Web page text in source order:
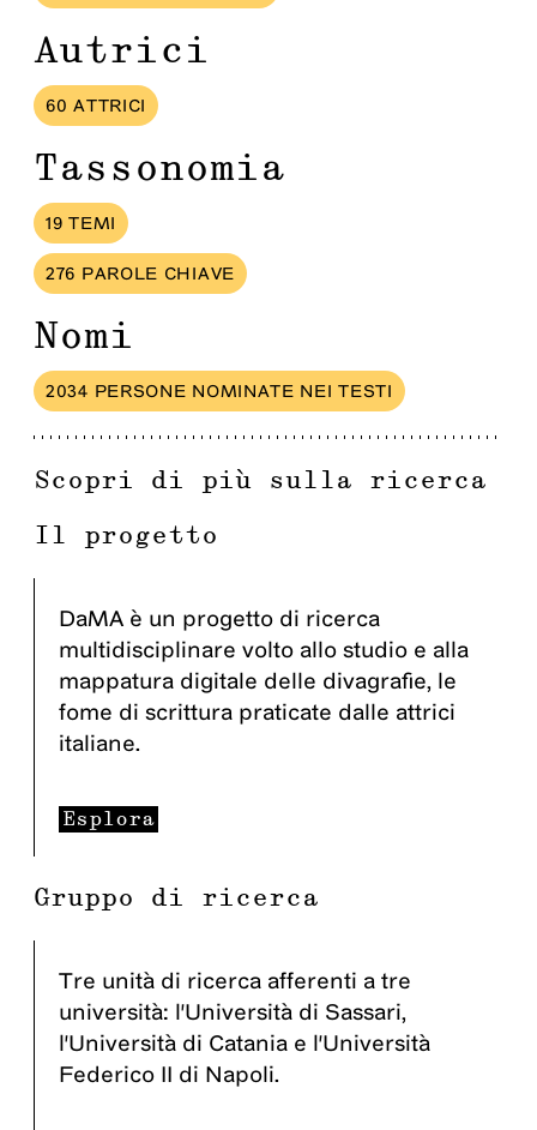
Autrici
60 ATTRICI
Tassonomia
19 TEMI
276 PAROLE CHIAVE
Nomi
2034 PERSONE NOMINATE NEI TESTI
Scopri di più sulla ricerca
Il progetto
DaMA è un progetto di ricerca
multidisciplinare volto allo studio e alla
mappatura digitale delle divagrafie, le
fome di scrittura praticate dalle attrici
italiane.
Esplora
Gruppo di ricerca
Tre unità di ricerca afferenti a tre
università: l'Università di Sassari,
l'Università di Catania e l'Università
Federico II di Napoli.